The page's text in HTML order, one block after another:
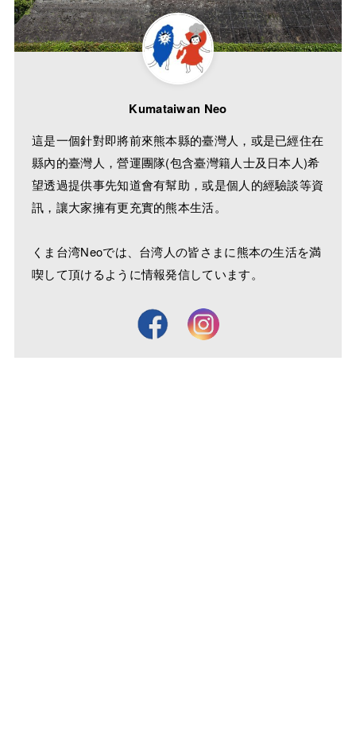
Kumataiwan Neo
這是一個針對即將前來熊本縣的臺灣人，或是已經住在
縣內的臺灣人，營運團隊(包含臺灣籍人士及日本人)希
望透過提供事先知道會有幫助，或是個人的經驗談等資
訊，讓大家擁有更充實的熊本生活。
くま台湾Neoでは、台湾人の皆さまに熊本の生活を満
喫して頂けるように情報発信しています。